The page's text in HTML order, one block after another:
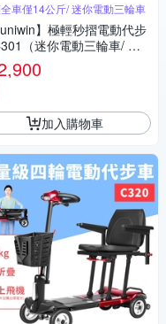
車僅14公斤/ 迷你電動三輪車
】極輕秒摺電動代步
（迷你電動三輪車/ 出
選/ 老人長輩/ 行動不便）
加入購物車